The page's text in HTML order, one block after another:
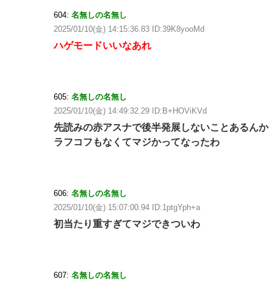
604: 名無しの名無し
2025/01/10(金) 14:15:36.83 ID:39K8yooMd
ハゲモードいいなあれ
605: 名無しの名無し
2025/01/10(金) 14:49:32.29 ID:B+HOViKVd
先読みの赤アスナで後半発展しないことあるんか
ラフコフもなくてマジかってなったわ
606: 名無しの名無し
2025/01/10(金) 15:07:00.94 ID:1ptgYph+a
初当たり重すぎてマジできついわ
607: 名無しの名無し